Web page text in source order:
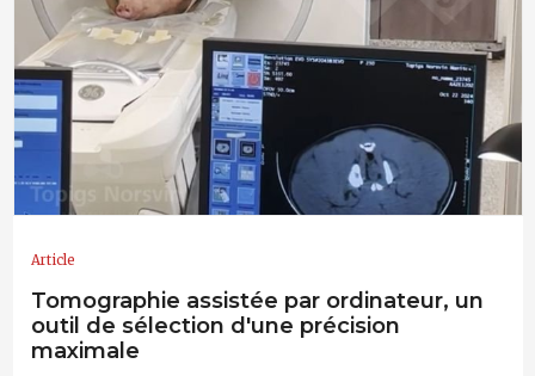
Article
Tomographie assistée par ordinateur, un
outil de sélection d'une précision
maximale